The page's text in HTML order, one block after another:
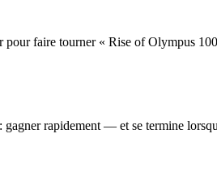
pour faire tourner « Rise of Olympus
rapidement — et se termine